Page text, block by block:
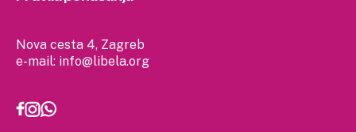
Nova cesta 4, Zagreb
e-mail: info@libela.org